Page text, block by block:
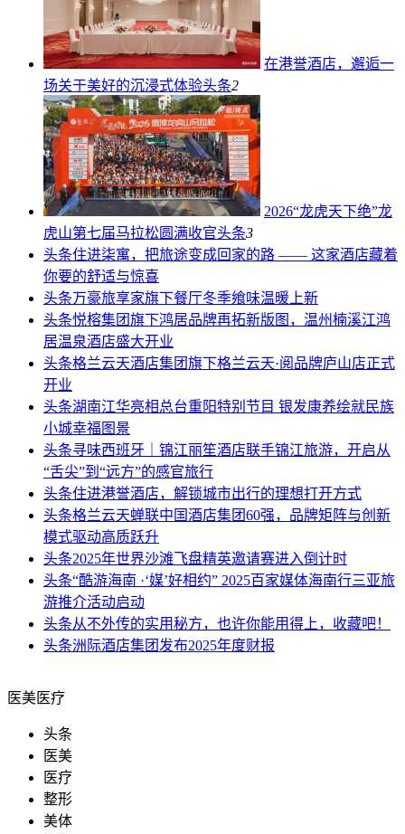
在港誉酒店，邂逅一
场关于美好的沉浸式体验头条2
2026“龙虎天下绝”龙
虎山第七届马拉松圆满收官头条3
头条住进柒寓，把旅途变成回家的路 —— 这家酒店藏着
你要的舒适与惊喜
头条万豪旅享家旗下餐厅冬季飨味温暖上新
头条悦榕集团旗下鸿居品牌再拓新版图，温州楠溪江鸿
居温泉酒店盛大开业
头条格兰云天酒店集团旗下格兰云天·阅品牌庐山店正式
开业
头条湖南江华亮相总台重阳特别节目 银发康养绘就民族
小城幸福图景
头条寻味西班牙｜锦江丽笙酒店联手锦江旅游，开启从
“舌尖”到“远方”的感官旅行
头条住进港誉酒店，解锁城市出行的理想打开方式
头条格兰云天蝉联中国酒店集团60强，品牌矩阵与创新
模式驱动高质跃升
头条2025年世界沙滩飞盘精英邀请赛进入倒计时
头条“酷游海南 ·‘媒’好相约” 2025百家媒体海南行三亚旅
游推介活动启动
头条从不外传的实用秘方，也许你能用得上，收藏吧！
头条洲际酒店集团发布2025年度财报
医美医疗
头条
医美
医疗
整形
美体